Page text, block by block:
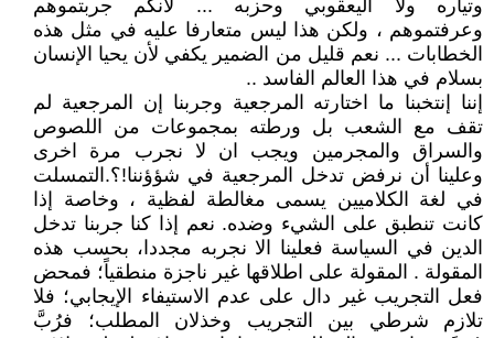
وتياره ولا اليعقوبي وحزبه ... لأنكم جربتموهم
وعرفتموهم ، ولكن هذا ليس متعارفا عليه في مثل هذه
الخطابات ... نعم قليل من الضمير يكفي لأن يحيا الإنسان
بسلام في هذا العالم الفاسد ..
إننا إنتخبنا ما اختارته المرجعية وجربنا إن المرجعية لم
تقف مع الشعب بل ورطته بمجموعات من اللصوص
والسراق والمجرمين ويجب ان لا نجرب مرة اخرى
وعلينا أن نرفض تدخل المرجعية في شؤؤننا!؟.التمسلت
في لغة الكلاميين يسمى مغالطة لفظية ، وخاصة إذا
كانت تنطبق على الشيء وضده. نعم إذا كنا جربنا تدخل
الدين في السياسة فعلينا الا نجربه مجددا، بحسب هذه
المقولة . المقولة على اطلاقها غير ناجزة منطقياً؛ فمحض
فعل التجريب غير دال على عدم الاستيفاء الإيجابي؛ فلا
تلازم شرطي بين التجريب وخذلان المطلب؛ فرُبَّ